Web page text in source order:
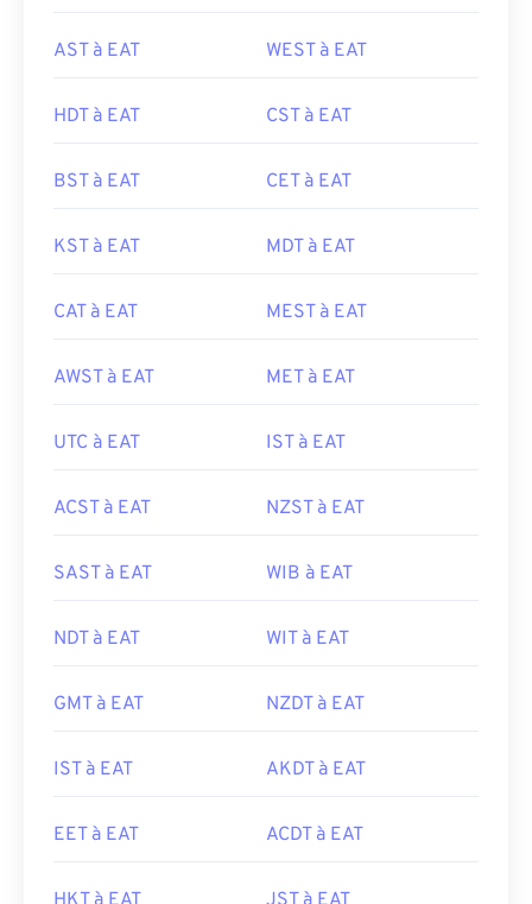
AST à EAT WEST à EAT
HDT à EAT CST à EAT
BST à EAT CET à EAT
KST à EAT MDT à EAT
CAT à EAT MEST à EAT
AWST à EAT MET à EAT
UTC à EAT IST à EAT
ACST à EAT NZST à EAT
SAST à EAT WIB à EAT
NDT à EAT WIT à EAT
GMT à EAT NZDT à EAT
IST à EAT AKDT à EAT
EET à EAT ACDT à EAT